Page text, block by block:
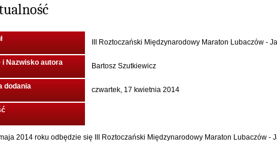
III Roztoczański Międzynarodowy Maraton Lubaczów -
i Nazwisko autora Bartosz Szutkiewicz
dodania czwartek, 17 kwietnia 2014
2014 roku odbędzie się III Roztoczański Międzynarodowy Maraton Lubaczów